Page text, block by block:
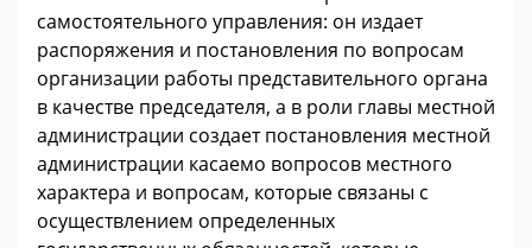
самостоятельного управления: он издает
распоряжения и постановления по вопросам
организации работы представительного органа
в качестве председателя, а в роли главы местной
администрации создает постановления местной
администрации касаемо вопросов местного
характера и вопросам, которые связаны с
осуществлением определенных